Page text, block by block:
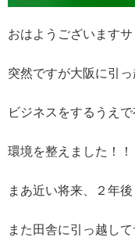
おはようございますサ
突然ですが大阪に引っ
ビジネスをするうえ
環境を整えました！！
まあ近い将来、２年
また田舎に引っ越し